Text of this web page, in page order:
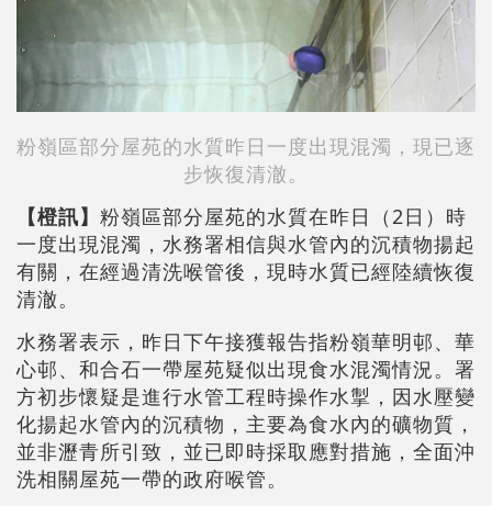
粉嶺區部分屋苑的水質昨日一度出現混濁，現已逐
步恢復清澈。
【橙訊】 粉嶺區部分屋苑的水質在昨日（2日）時
一度出現混濁，水務署相信與水管內的沉積物揚起
有關，在經過清洗喉管後，現時水質已經陸續恢復
清澈。
水務署表示，昨日下午接獲報告指粉嶺華明邨、華
心邨、和合石一帶屋苑疑似出現食水混濁情況。署
方初步懷疑是進行水管工程時操作水掣，因水壓變
化揚起水管內的沉積物，主要為食水內的礦物質，
並非瀝青所引致，並已即時採取應對措施，全面沖
洗相關屋苑一帶的政府喉管。